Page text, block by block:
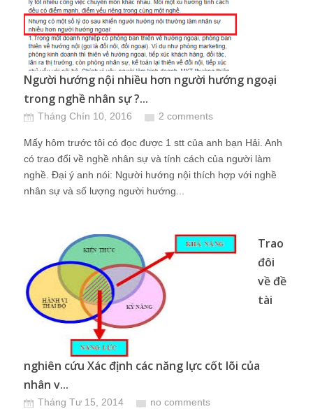
Người hướng nội nhiều hơn người hướng ngoại
trong nghề nhân sự ?...
Tháng Chín 10, 2016 2 comments
Mấy hôm trước tôi có đọc được 1 stt của anh bạn Hải. Anh
có trao đổi về nghề nhân sự và tính cách của người làm
nghề. Đại ý anh nói: Người hướng nội thích hợp với nghề
nhân sự và số lượng người hướng...
Trao
đôi
về đề
tài
nghiên cứu Xác định các năng lực cốt lõi của
nhân v...
Tháng Tư 15, 2014 no comments